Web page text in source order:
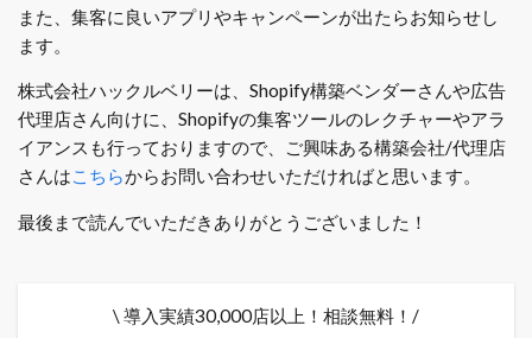
また、集客に良いアプリやキャンペーンが出たらお知らせし
ます。
株式会社ハックルベリーは、Shopify構築ベンダーさんや広告
代理店さん向けに、Shopifyの集客ツールのレクチャーやアラ
イアンスも行っておりますので、ご興味ある構築会社/代理店
さんはこちらからお問い合わせいただければと思います。
最後まで読んでいただきありがとうございました！
\ 導入実績30,000店以上！相談無料！/